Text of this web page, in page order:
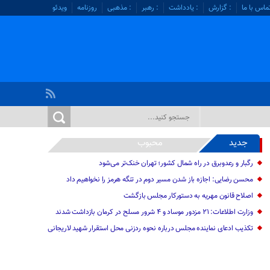
با ما : گزارش : یادداشت : رهبر : مذهبی روزنامه ویدئو
جدید محبوب
رگبار و رعدوبرق در راه شمال کشور؛ تهران خنک‌تر می‌شود
محسن رضایی: اجازه باز شدن مسیر دوم در تنگه هرمز را نخواهیم داد
اصلاح قانون مهریه به دستورکار مجلس بازگشت
وزارت اطلاعات: ۲۱ مزدور موساد و ۴ شرور مسلح در کرمان بازداشت شدند
تکذیب ادعای نماینده مجلس درباره نحوه ردزنی محل استقرار شهید لاریجانی